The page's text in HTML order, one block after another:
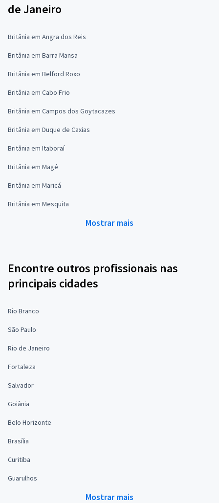
de Janeiro
Britânia em Angra dos Reis
Britânia em Barra Mansa
Britânia em Belford Roxo
Britânia em Cabo Frio
Britânia em Campos dos Goytacazes
Britânia em Duque de Caxias
Britânia em Itaboraí
Britânia em Magé
Britânia em Maricá
Britânia em Mesquita
Mostrar mais
Encontre outros profissionais nas
principais cidades
Rio Branco
São Paulo
Rio de Janeiro
Fortaleza
Salvador
Goiânia
Belo Horizonte
Brasília
Curitiba
Guarulhos
Mostrar mais